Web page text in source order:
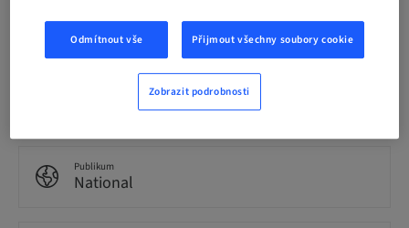
Japonsky
0.00 Body
Publikum
National
Odmítnout vše Přijmout všechny soubory cookie
Zobrazit podrobnosti